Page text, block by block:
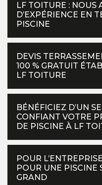
LF TOITURE : NOUS
D’EXPÉRIENCE EN
PISCINE
DEVIS
100 % GRATUIT
LF TOITURE
BÉNÉFICIEZ D’UN
CONFIANT VOTRE
DE PISCINE À LF
POUR
POUR UNE PISCINE
GRAND